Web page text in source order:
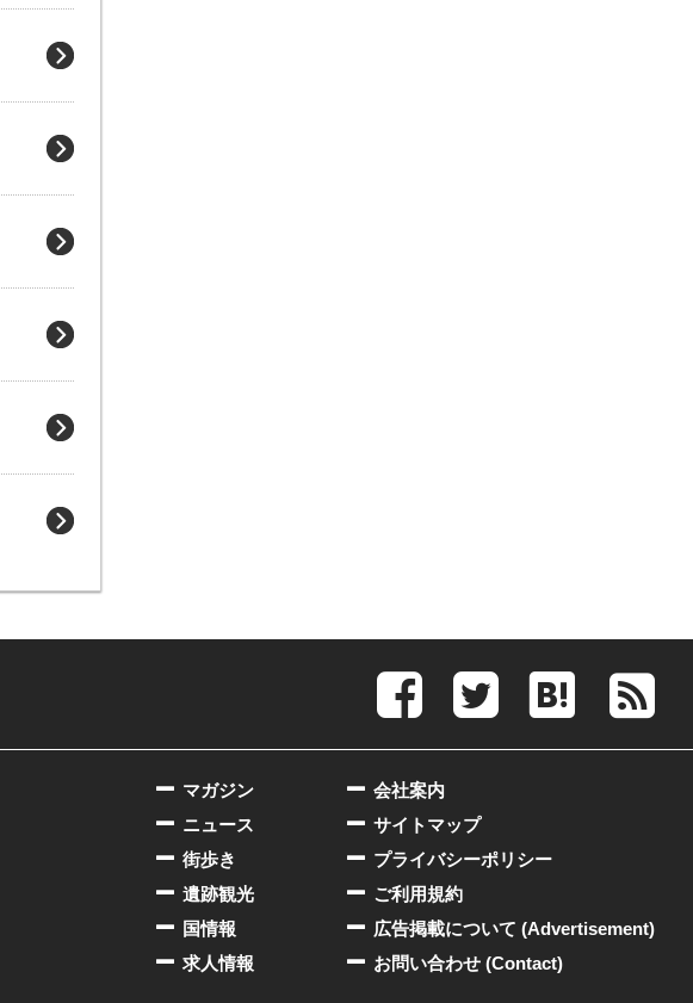
会社案内
サイトマップ
プライバシーポリシー
ご利用規約
広告掲載について (Advertisement)
お問い合わせ (Contact)
マガジン
ニュース
街歩き
遺跡観光
国情報
求人情報